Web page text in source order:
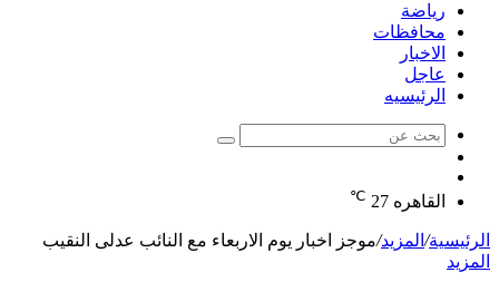
رياضة
محافظات
الاخبار
عاجل
الرئيسيه
بحث
عشوائي
القاهره 27
℃
الرئيسية/ المزيد/موجز اخبار يوم الاربعاء مع النائب عدلى النقيب
المزيد